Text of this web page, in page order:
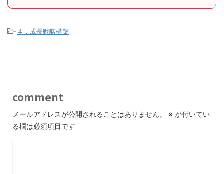
- ４．成長戦略構築
comment
メールアドレスが公開されることはありません。 ※ が付いてい
る欄は必須項目です